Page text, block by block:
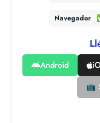
Navegador
Android
📺